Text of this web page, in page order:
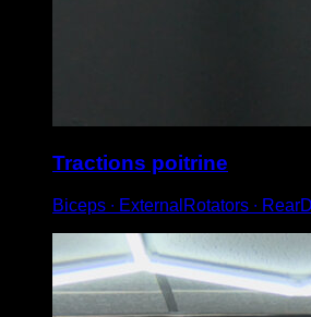
Tractions poitrine
Biceps ∙ ExternalRotators ∙